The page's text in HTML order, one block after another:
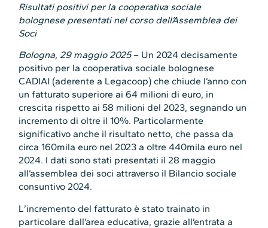
Risultati positivi per la cooperativa sociale
bolognese presentati nel corso dell’Assemblea dei
Soci
Bologna, 29 maggio 2025– Un 2024 decisamente
positivo per la cooperativa sociale bolognese
CADIAI (aderente a Legacoop) che chiude l’anno con
un fatturato superiore ai 64 milioni di euro, in
crescita rispetto ai 58 milioni del 2023, segnando un
incremento di oltre il 10%. Particolarmente
significativo anche il risultato netto, che passa da
circa 160mila euro nel 2023 a oltre 440mila euro nel
2024. I dati sono stati presentati il 28 maggio
all’assemblea dei soci attraverso il Bilancio sociale
consuntivo 2024.
L’incremento del fatturato è stato trainato in
particolare dall’area educativa, grazie all’entrata a